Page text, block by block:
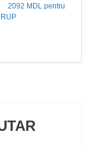
2092 MDL pentru
RUP